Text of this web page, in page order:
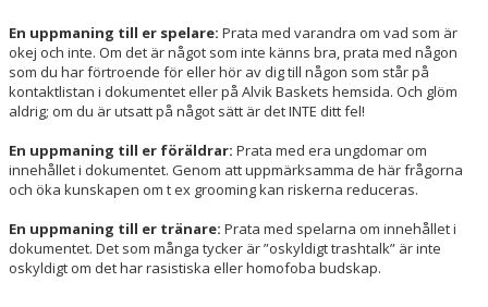
En uppmaning till er spelare: Prata med varandra om vad som är
okej och inte. Om det är något som inte känns bra, prata med någon
som du har förtroende för eller hör av dig till någon som står på
kontaktlistan i dokumentet eller på Alvik Baskets hemsida. Och glöm
aldrig; om du är utsatt på något sätt är det INTE ditt fel!
En uppmaning till er föräldrar: Prata med era ungdomar om
innehållet i dokumentet. Genom att uppmärksamma de här frågorna
och öka kunskapen om t ex grooming kan riskerna reduceras.
En uppmaning till er tränare: Prata med spelarna om innehållet i
dokumentet. Det som många tycker är ”oskyldigt trashtalk” är inte
oskyldigt om det har rasistiska eller homofoba budskap.